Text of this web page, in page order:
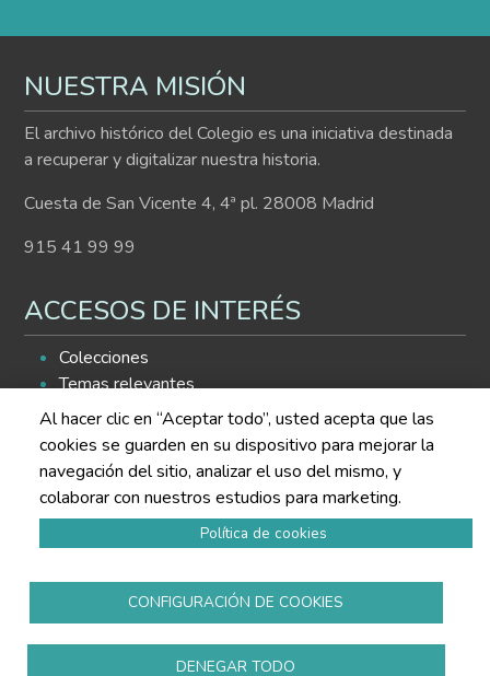
NUESTRA MISIÓN
El archivo histórico del Colegio es una iniciativa destinada
a recuperar y digitalizar nuestra historia.
Cuesta de San Vicente 4, 4ª pl. 28008 Madrid
915 41 99 99
ACCESOS DE INTERÉS
Colecciones
Temas relevantes
Histograma
Buscador de contenidos
SÍGUENOS EN LAS REDES
Política de privacidad
Al hacer clic en “Aceptar todo”, usted acepta que las
cookies se guarden en su dispositivo para mejorar la
navegación del sitio, analizar el uso del mismo, y
colaborar con nuestros estudios para marketing.
Política de cookies
CONFIGURACIÓN DE COOKIES
DENEGAR TODO